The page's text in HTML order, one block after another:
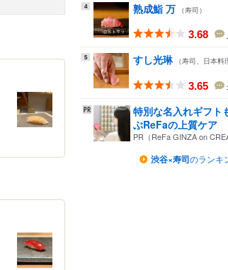
4 熟成鮨 万 （寿司）
3.68
5 すし光琳 （寿司、日本料
3.65
特別な名入れギフト
ぶReFaの上質ケア
PR（ReFa GINZA on
渋谷×寿司のランキ